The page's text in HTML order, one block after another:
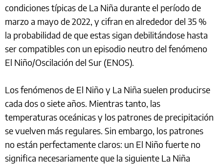
condiciones típicas de La Niña durante el período de
marzo a mayo de 2022, y cifran en alrededor del 35 %
la probabilidad de que estas sigan debilitándose hasta
ser compatibles con un episodio neutro del fenómeno
El Niño/Oscilación del Sur (ENOS).
Los fenómenos de El Niño y La Niña suelen producirse
cada dos o siete años. Mientras tanto, las
temperaturas oceánicas y los patrones de precipitación
se vuelven más regulares. Sin embargo, los patrones
no están perfectamente claros: un El Niño fuerte no
significa necesariamente que la siguiente La Niña